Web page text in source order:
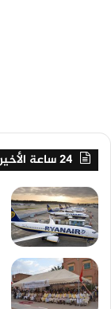
24 ساعة الأخيرة